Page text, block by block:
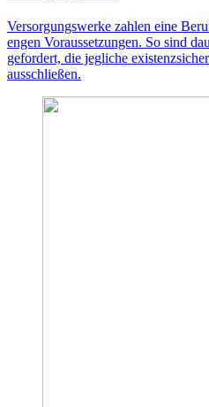
Versorgungswerke zahlen eine
engen Voraussetzungen. So sind
gefordert, die jegliche
ausschließen.